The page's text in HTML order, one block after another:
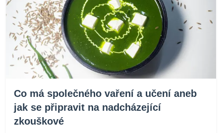
Co má společného vaření a učení aneb
jak se připravit na nadcházející
zkouškové